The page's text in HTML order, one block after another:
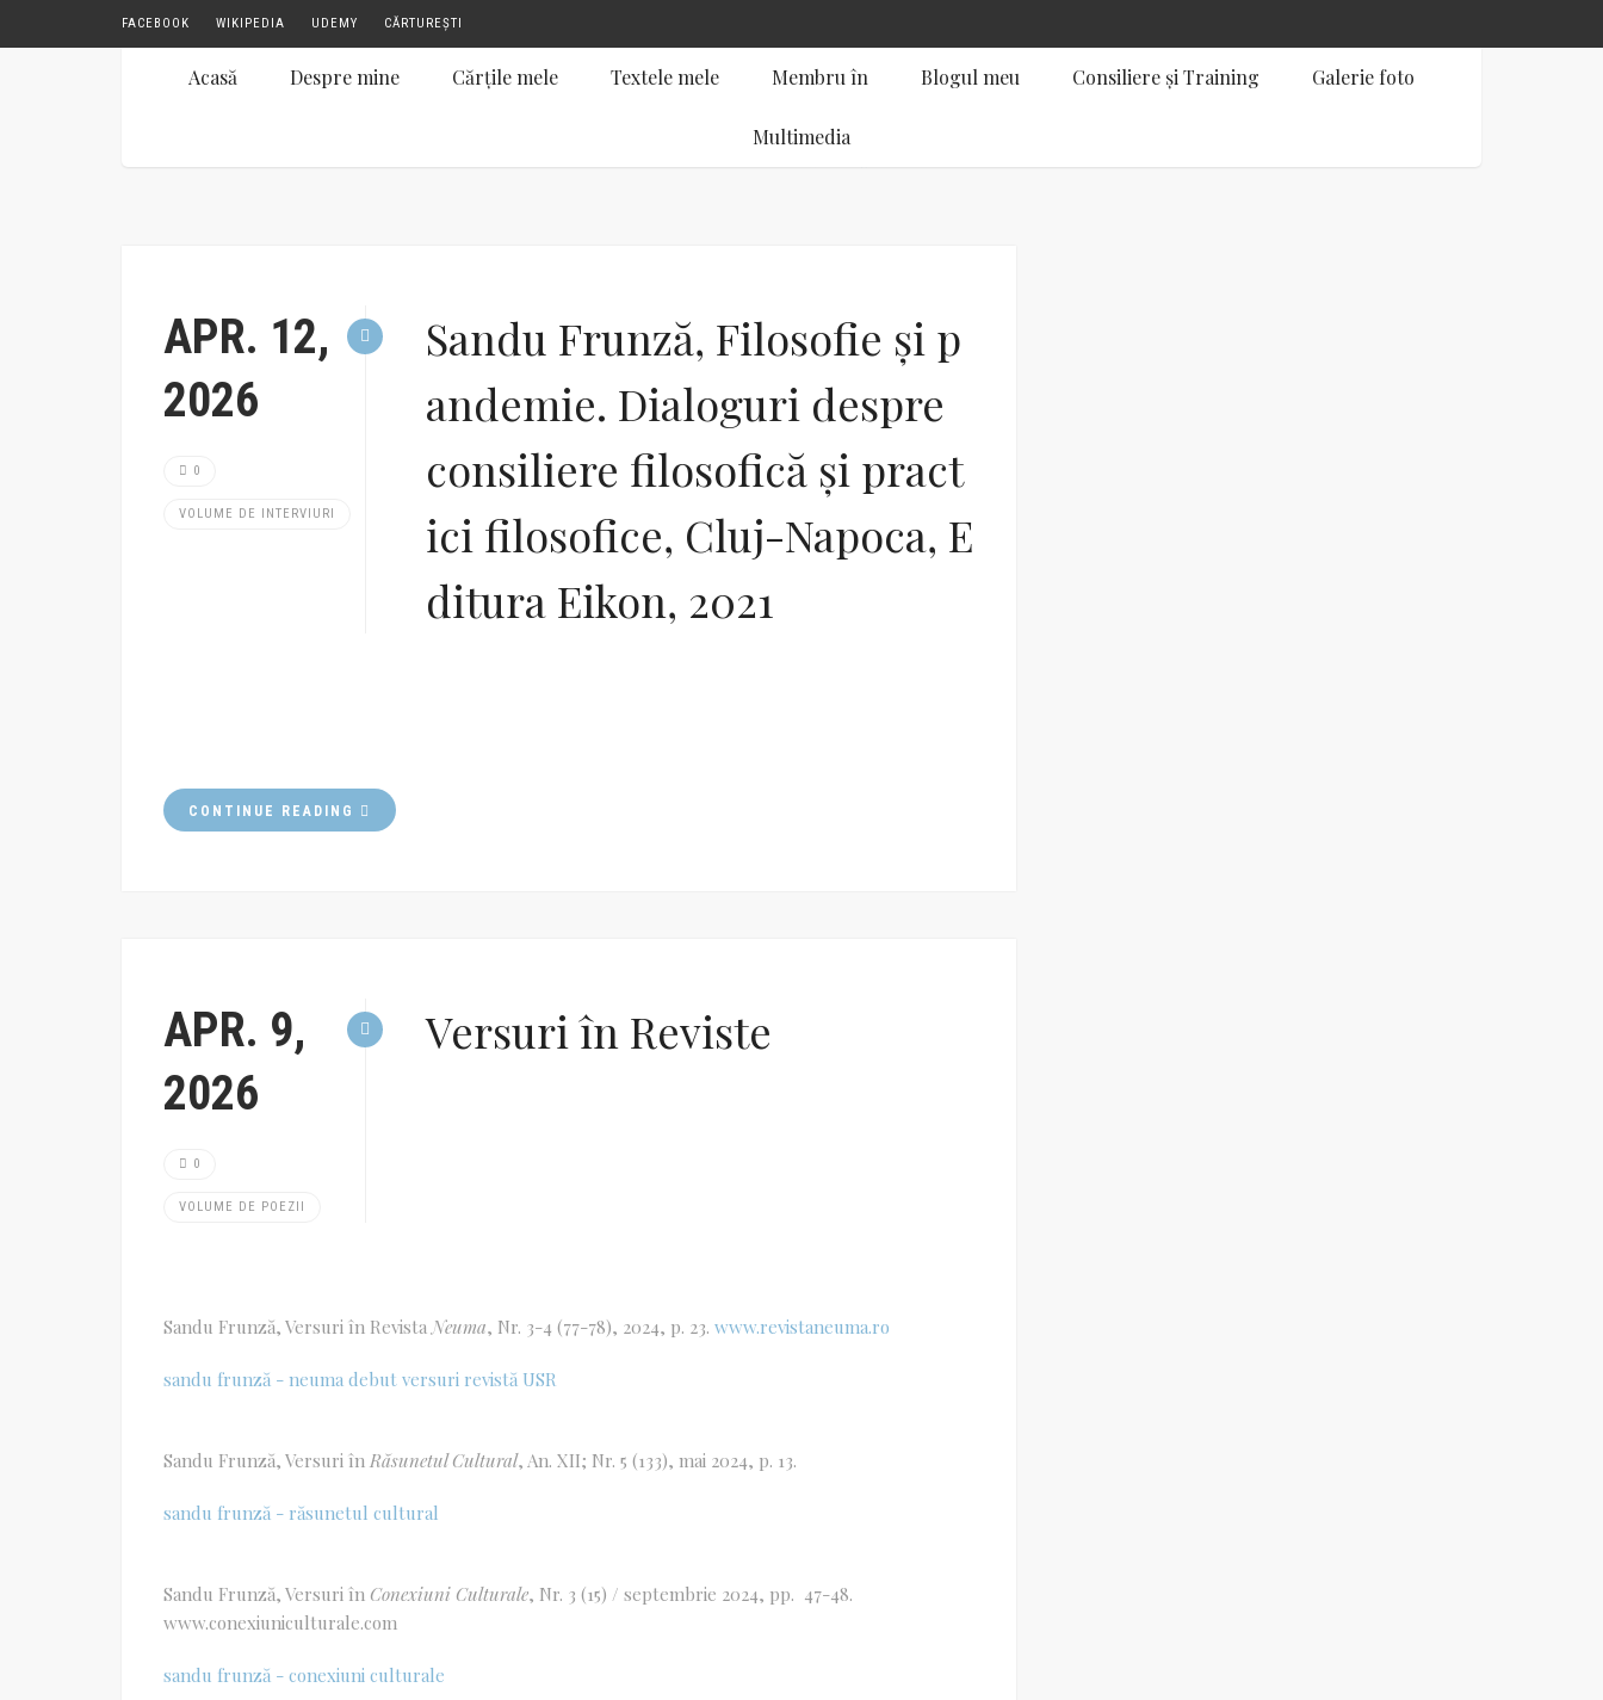
FACEBOOK WIKIPEDIA UDEMY CĂRTUREȘTI
Acasă Despre mine Cărțile mele Textele mele Membru în Blogul meu Consiliere și Training Galerie foto
Multimedia
APR. 12,
2026
0
VOLUME DE INTERVIURI
Sandu Frunză, Filosofie și p
andemie. Dialoguri despre
consiliere filosofică și pract
ici filosofice, Cluj-Napoca, E
ditura Eikon, 2021
CONTINUE READING
APR. 9,
2026
0
VOLUME DE POEZII
Versuri în Reviste
Sandu Frunză, Versuri în RevistaNeuma, Nr. 3-4 (77-78), 2024, p. 23. www.revistaneuma.ro
sandu frunză - neuma debut versuri revistă USR
Sandu Frunză, Versuri în Răsunetul Cultural, An. XII; Nr. 5 (133), mai 2024, p. 13.
sandu frunză - răsunetul cultural
Sandu Frunză, Versuri în Conexiuni Culturale, Nr. 3 (15) / septembrie 2024, pp. 47-48.
www.conexiuniculturale.com
sandu frunză - conexiuni culturale